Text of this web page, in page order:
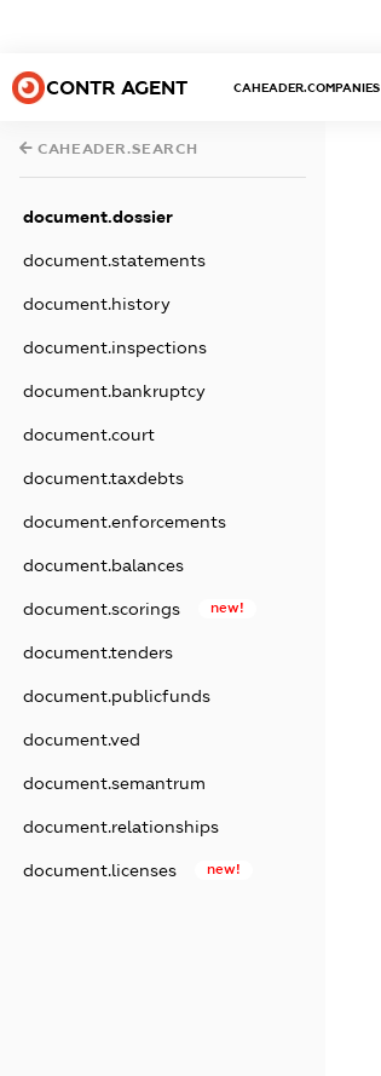
CONTR AGENT CAHEADER.COMPANIES
CAHEADER.SEARCH
document.dossier
document.statements
document.history
document.inspections
document.bankruptcy
document.court
document.taxdebts
document.enforcements
document.balances
document.scorings new!
document.tenders
document.publicfunds
document.ved
document.semantrum
document.relationships
document.licenses new!